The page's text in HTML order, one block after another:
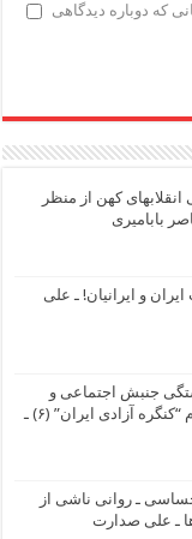
که دوباره دیدگاهی
کهن از منظر
بابامیری
و ایرانیان! ـ علی
جنبش اجتماعی و
بررسی “نکثر” در پروژه ای به نام “کنگره آزادی ایران” (۶) ـ
ـ روانی ناشی از
ـ علی صدارت